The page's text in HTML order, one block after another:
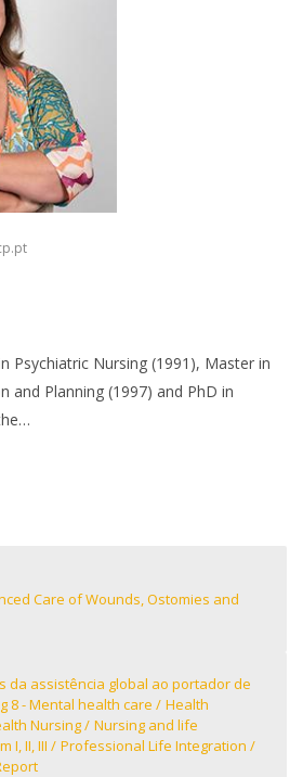
Psychiatric Nursing (1991), Master in
and Planning (1997) and PhD in
Care of Wounds, Ostomies and
da assistência global ao portador de
8 - Mental health care
Health
Nursing
Nursing and life
I, II, III
Professional Life Integration